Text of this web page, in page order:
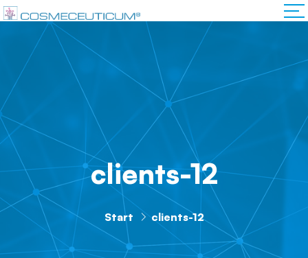
clients-12
Start clients-12